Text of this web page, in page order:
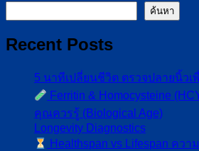
ค้นหา
Recent Posts
5 นาทีเปลี่ยนชีวิต ตรวจปลายนิ้วเ
Ferritin & Homocysteine
คุณควรรู้ (Biological Age)
Longevity Diagnostics
Healthspan vs Lifespan ควา